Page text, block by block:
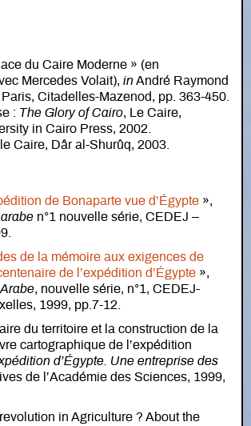
du Caire Moderne » (en
Mercedes Volait), in André Raymond
Paris, Citadelles-Mazenod, pp. 363-450.
: The Glory of Cairo, Le Caire,
in Cairo Press, 2002.
Caire, Dâr al-Shurûq, 2003.
de Bonaparte vue d’Égypte »,
n°1 nouvelle série, CEDEJ –
de la mémoire aux exigences de
de l’expédition d’Égypte »,
, nouvelle série, n°1, CEDEJ-
1999, pp.7-12.
du territoire et la construction de la
cartographique de l’expédition
d’Égypte. Une entreprise des
de l’Académie des Sciences, 1999,
in Agriculture ? About the